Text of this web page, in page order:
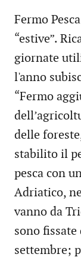
Fermo
“estive”.
giornate
l'anno
“Fermo
delle
stabilito il
pesca con
Adriatico,
vanno da
sono fissate
settembre;